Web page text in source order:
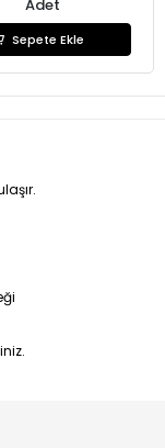
Adet
Sepete Ekle